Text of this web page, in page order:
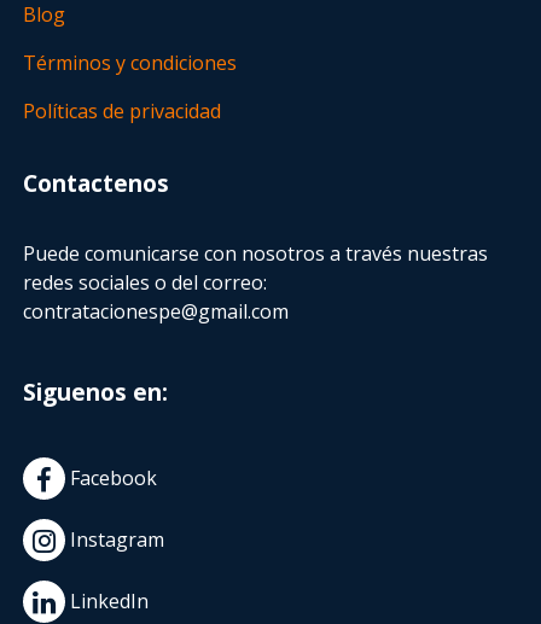
Blog
Términos y condiciones
Políticas de privacidad
Contactenos
Puede comunicarse con nosotros a través nuestras
redes sociales o del correo:
contratacionespe@gmail.com
Siguenos en:
Facebook
Instagram
LinkedIn